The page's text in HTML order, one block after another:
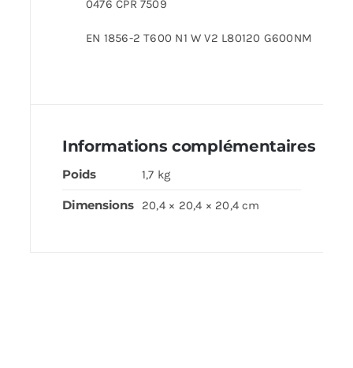
0476 CPR 7509
EN 1856-2 T600 N1 W V2 L80120 G600NM
Informations complémentaires
Poids 1,7 kg
Dimensions 20,4 × 20,4 × 20,4 cm